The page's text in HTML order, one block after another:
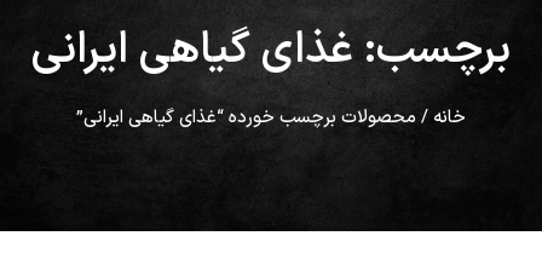
برچسب: غذای گیاهی ایرانی
خانه / محصولات برچسب خورده “غذای گیاهی ایرانی”